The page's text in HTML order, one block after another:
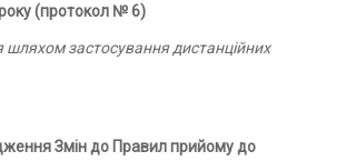
(протокол № 6)
шляхом застосування дистанційних
Змін до Правил прийому до